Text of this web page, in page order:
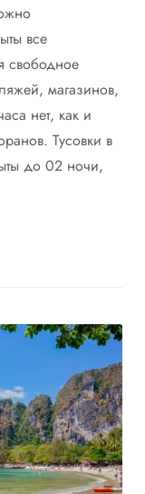
все
свободное
магазинов,
нет, как и
Тусовки в
до 02 ночи,